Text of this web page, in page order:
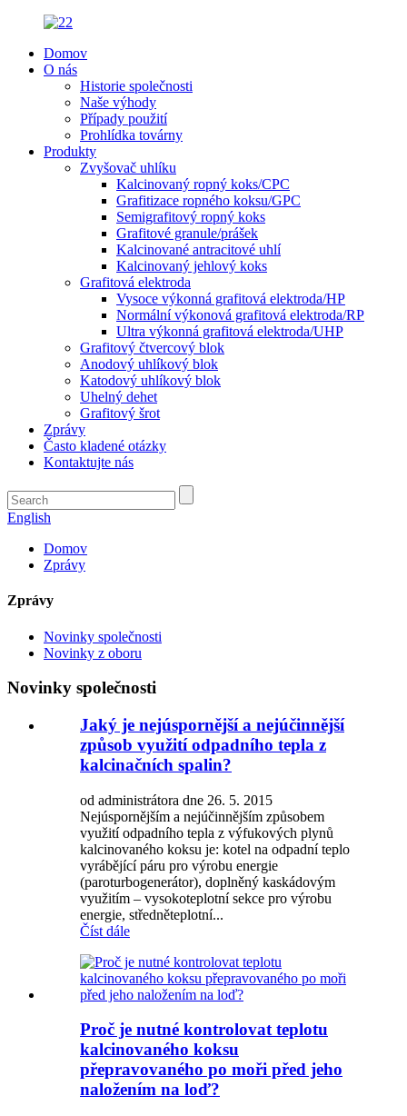
Domov
O nás
Historie společnosti
Naše výhody
Případy použití
Prohlídka továrny
Produkty
Zvyšovač uhlíku
Kalcinovaný ropný koks/CPC
Grafitizace ropného koksu/GPC
Semigrafitový ropný koks
Grafitové granule/prášek
Kalcinované antracitové uhlí
Kalcinovaný jehlový koks
Grafitová elektroda
Vysoce výkonná grafitová elektroda/HP
Normální výkonová grafitová elektroda/RP
Ultra výkonná grafitová elektroda/UHP
Grafitový čtvercový blok
Anodový uhlíkový blok
Katodový uhlíkový blok
Uhelný dehet
Grafitový šrot
Zprávy
Často kladené otázky
Kontaktujte nás
English
Domov
Zprávy
Zprávy
Novinky společnosti
Novinky z oboru
Novinky společnosti
Jaký je nejúspornější a nejúčinnější
způsob využití odpadního tepla z
kalcinačních spalin?
od administrátora dne 26. 5. 2015
Nejúspornějším a nejúčinnějším způsobem
využití odpadního tepla z výfukových plynů
kalcinovaného koksu je: kotel na odpadní teplo
vyrábějící páru pro výrobu energie
(paroturbogenerátor), doplněný kaskádovým
využitím – vysokoteplotní sekce pro výrobu
energie, středněteplotní...
Číst dále
Proč je nutné kontrolovat teplotu
kalcinovaného koksu
přepravovaného po moři před jeho
naložením na loď?